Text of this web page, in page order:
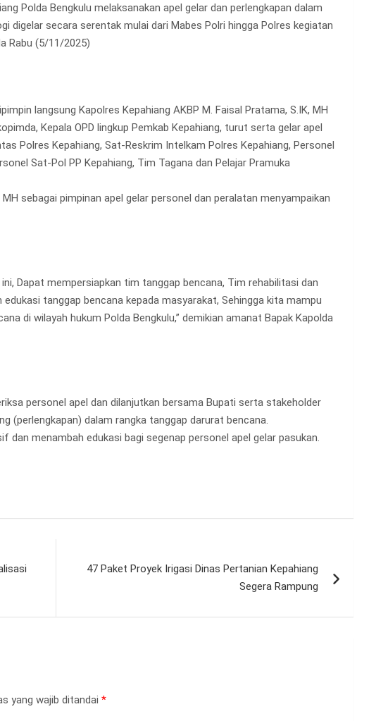
Polda Bengkulu melaksanakan apel gelar dan perlengkapan dalam
digelar secara serentak mulai dari Mabes Polri hingga Polres kegiatan
Rabu (5/11/2025)
langsung Kapolres Kepahiang AKBP M. Faisal Pratama, S.IK, MH
Kepala OPD lingkup Pemkab Kepahiang, turut serta gelar apel
Polres Kepahiang, Sat-Reskrim Intelkam Polres Kepahiang, Personel
Sat-Pol PP Kepahiang, Tim Tagana dan Pelajar Pramuka
sebagai pimpinan apel gelar personel dan peralatan menyampaikan
Dapat mempersiapkan tim tanggap bencana, Tim rehabilitasi dan
tanggap bencana kepada masyarakat, Sehingga kita mampu
di wilayah hukum Polda Bengkulu,” demikian amanat Bapak Kapolda
personel apel dan dilanjutkan bersama Bupati serta stakeholder
(perlengkapan) dalam rangka tanggap darurat bencana.
dan menambah edukasi bagi segenap personel apel gelar pasukan.
47 Paket Proyek Irigasi Dinas Pertanian Kepahiang
Segera Rampung
yang wajib ditandai *